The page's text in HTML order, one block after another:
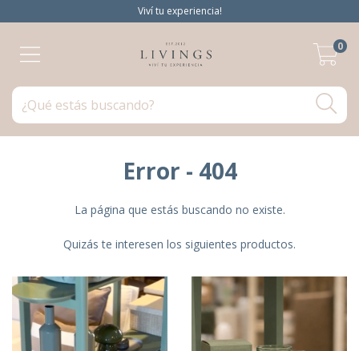
Viví tu experiencia!
0
Error - 404
La página que estás buscando no existe.
Quizás te interesen los siguientes productos.